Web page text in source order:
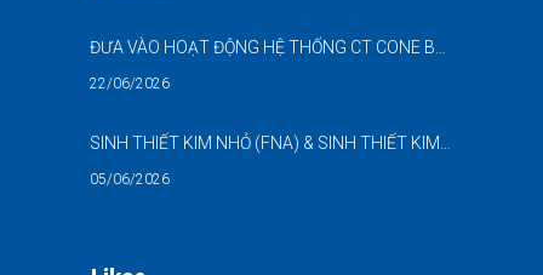
22/06/2026
05/06/2026